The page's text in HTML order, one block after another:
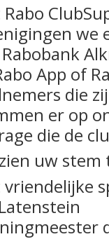
we
App of
die
er op
die de
uw stem
vriendelijke